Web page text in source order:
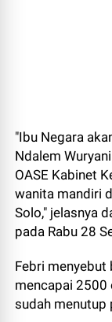
"Ibu Negara
Ndalem
OASE Kabinet
wanita mandiri
Solo," jelasnya
pada Rabu 28
Febri menyebut
mencapai 2500
sudah menutup